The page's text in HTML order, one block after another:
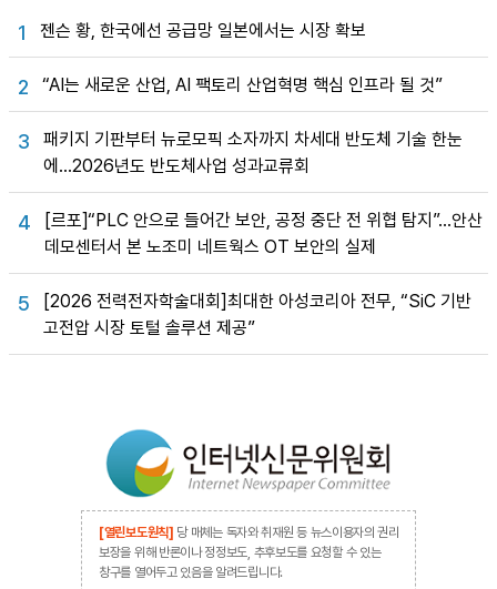
1 젠슨 황, 한국에선 공급망 일본에서는 시장 확보
2 “AI는 새로운 산업, AI 팩토리 산업혁명 핵심 인프라 될 것”
3
패키지 기판부터 뉴로모픽 소자까지 차세대 반도체 기술 한눈
에…2026년도 반도체사업 성과교류회
4
[르포]“PLC 안으로 들어간 보안, 공정 중단 전 위협 탐지”…안산
데모센터서 본 노조미 네트웍스 OT 보안의 실제
5
[2026 전력전자학술대회]최대한 아성코리아 전무, “SiC 기반
고전압 시장 토털 솔루션 제공”
[열린보도원칙] 당 매체는 독자와 취재원 등 뉴스이용자의 권리
보장을 위해 반론이나 정정보도, 추후보도를 요청할 수 있는
창구를 열어두고 있음을 알려드립니다.